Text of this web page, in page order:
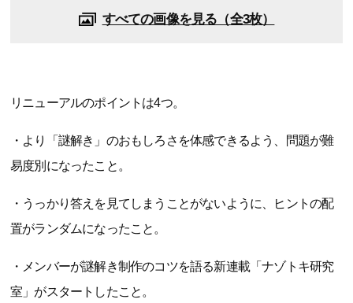
すべての画像を見る（全3枚）
リニューアルのポイントは4つ。
・より「謎解き」のおもしろさを体感できるよう、問題が難
易度別になったこと。
・うっかり答えを見てしまうことがないように、ヒントの配
置がランダムになったこと。
・メンバーが謎解き制作のコツを語る新連載「ナゾトキ研究
室」がスタートしたこと。